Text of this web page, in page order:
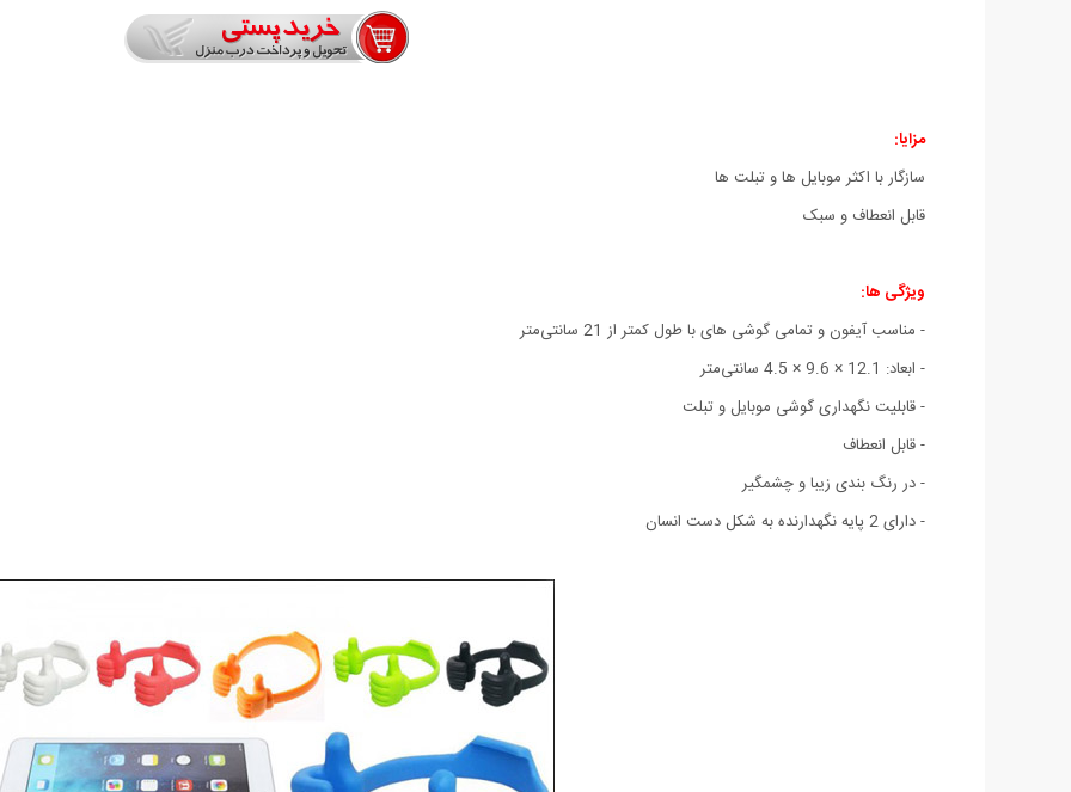
مزایا:
سازگار با اکثر موبایل ها و تبلت ها
قابل انعطاف و سبک
ویژگی ها:
- مناسب آیفون و تمامی گوشی های با طول کمتر از 21 سانتی‌متر
- ابعاد: 12.1 × 9.6 × 4.5 سانتی‌متر
- قابلیت نگهداری گوشی موبایل و تبلت
- قابل انعطاف
- در رنگ بندی زیبا و چشمگیر
- دارای 2 پایه نگهدارنده به شکل دست انسان